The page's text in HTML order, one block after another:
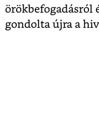
örökbefogadásról
gondolta újra a